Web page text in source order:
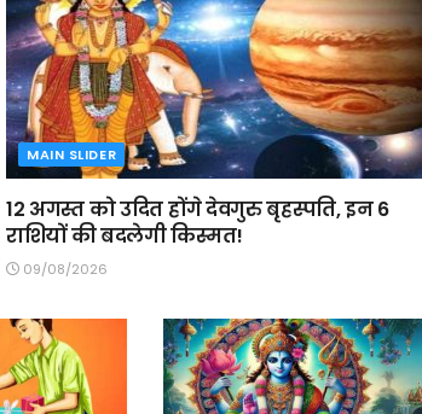
MAIN SLIDER
12 अगस्त को उदित होंगे देवगुरु बृहस्पति, इन 6
राशियों की बदलेगी किस्मत!
09/08/2026